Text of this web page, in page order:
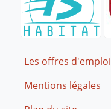
Footer
Les offres d'emploi
Mentions légales